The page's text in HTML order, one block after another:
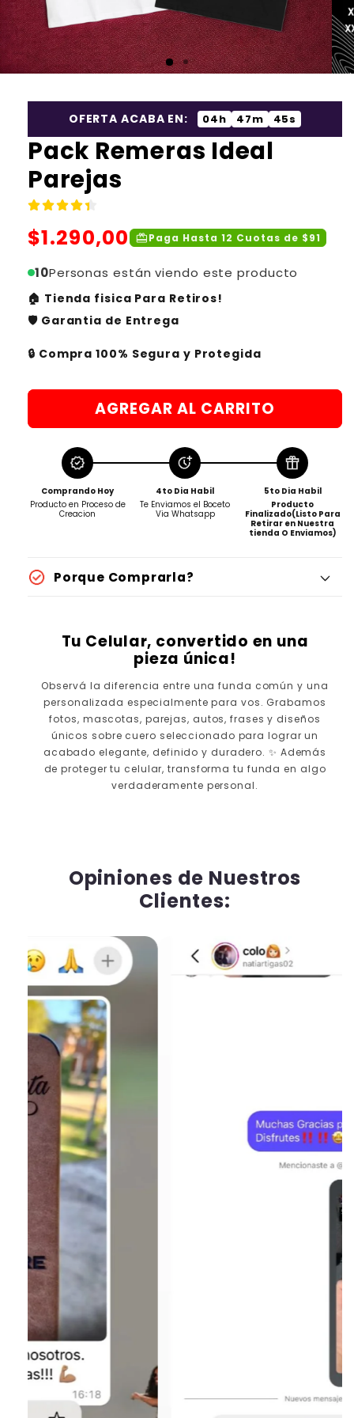
OFERTA ACABA EN: 04h 47m 45s
Pack Remeras Ideal
Parejas
Precio
$1.290,00 redeemPaga Hasta 12 Cuotas de $91
10Personas están viendo este producto
🏠 Tienda fisica Para Retiros!
🛡️ Garantia de Entrega
🔒 Compra 100% Segura y Protegida
AGREGAR AL CARRITO
Comprando Hoy
Producto en Proceso de
Creacion
4to Dia Habil
Te Enviamos el Boceto
Via Whatsapp
5to Dia Habil
Producto
Finalizado(Listo Para
Retirar en Nuestra
tienda O Enviamos)
Porque Comprarla?
Tu Celular, convertido en una
pieza única!
Observá la diferencia entre una funda común y una
personalizada especialmente para vos. Grabamos
fotos, mascotas, parejas, autos, frases y diseños
únicos sobre cuero seleccionado para lograr un
acabado elegante, definido y duradero. ✨ Además
de proteger tu celular, transforma tu funda en algo
verdaderamente personal.
⮜ DESLIZA ⮞
Opiniones de Nuestros
Clientes: